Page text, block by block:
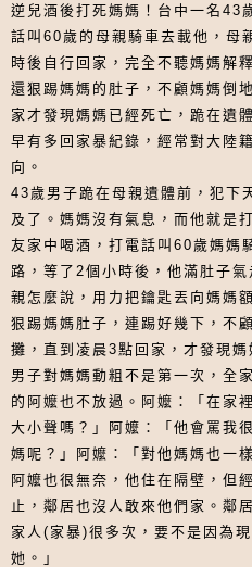
逆兒酒後打死媽媽！台中一名43
話叫60歲的母親騎車去載他，母
時後自行回家，完全不聽媽媽解
還狠踢媽媽的肚子，不顧媽媽倒
家才發現媽媽已經死亡，跪在遺
早有多回家暴紀錄，經常對大陸
向。
43歲男子跪在母親遺體前，犯下
及了。媽媽沒有氣息，而他就是
友家中喝酒，打電話叫60歲媽媽
路，等了2個小時後，他滿肚子
親怎麼說，用力把鑰匙丟向媽媽
狠踢媽媽肚子，連踢好幾下，不
攤，直到凌晨3點回家，才發現媽
男子對媽媽動粗不是第一次，全
的阿嬤也不放過。阿嬤：「在家
大小聲嗎？」阿嬤：「他會罵我
媽呢？」阿嬤：「對他媽媽也一
阿嬤也很無奈，他住在隔壁，但
止，鄰居也沒人敢來他們家。鄰
家人(家暴)很多次，要不是因為
她。」